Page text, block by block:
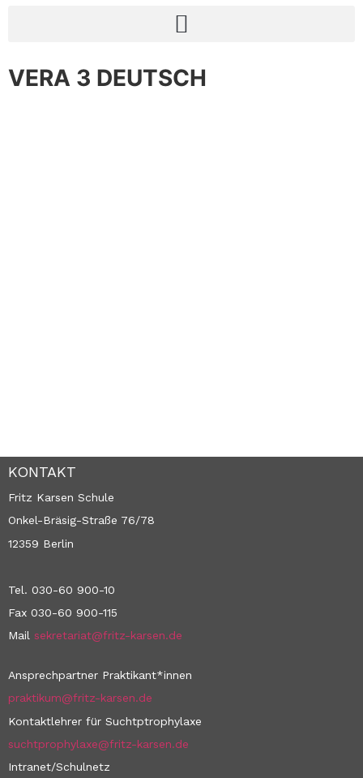
VERA 3 DEUTSCH
KONTAKT
Fritz Karsen Schule
Onkel-Bräsig-Straße 76/78
12359 Berlin
Tel. 030-60 900-10
Fax 030-60 900-115
Mail sekretariat@fritz-karsen.de
Ansprechpartner Praktikant*innen
praktikum@fritz-karsen.de
Kontaktlehrer für Suchtptrophylaxe
suchtprophylaxe@fritz-karsen.de
Intranet/Schulnetz